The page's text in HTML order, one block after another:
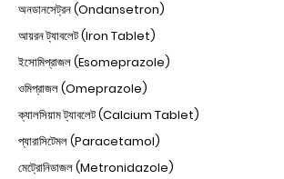
অনডানসেট্রন (Ondansetron)
আয়রন ট্যাবলেট (Iron Tablet)
ইসোমিপ্রাজল (Esomeprazole)
ওমিপ্রাজল (Omeprazole)
ক্যালসিয়াম ট্যাবলেট (Calcium Tablet)
প্যারাসিটেমল (Paracetamol)
মেট্রোনিডাজল (Metronidazole)